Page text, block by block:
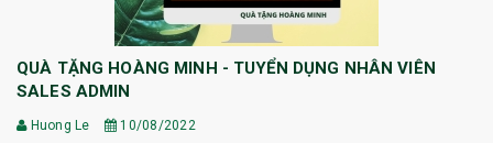
QUÀ TẶNG HOÀNG MINH - TUYỂN DỤNG NHÂN VIÊN
SALES ADMIN
Huong Le 10/08/2022